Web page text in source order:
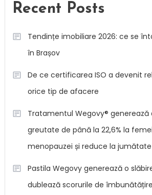
Recent Posts
Tendințe imobiliare 2026: ce se
în Brașov
De ce certificarea ISO a devenit
orice tip de afacere
Tratamentul Wegovy® generează
greutate de până la 22,6% la
menopauzei și reduce la
Pastila Wegovy generează o
dublează scorurile de